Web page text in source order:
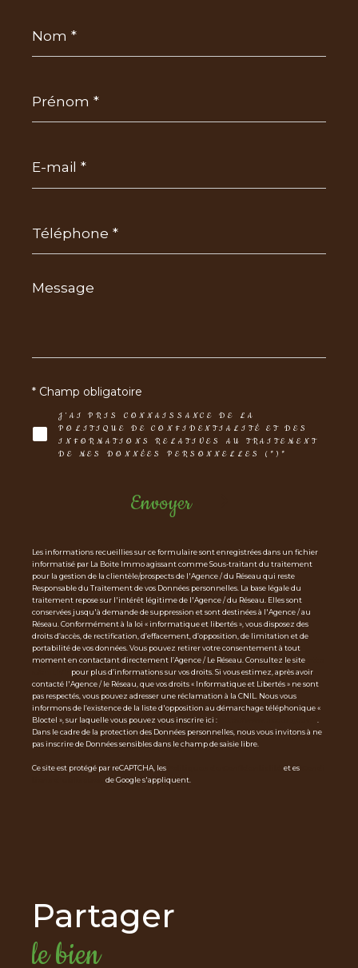
*
*
mail
*
Message
*
J'AI PRIS CONNAISSANCE DE LA
POLITIQUE DE CONFIDENTIALITÉ ET DES
INFORMATIONS RELATIVES AU TRAITEMENT
DE MES DONNÉES PERSONNELLES (*)*
* Champ obligatoire
Envoyer
Les informations recueillies sur ce formulaire sont enregistrées dans un fichier
informatisé par La Boite Immo agissant comme Sous-traitant du traitement
pour la gestion de la clientèle/prospects de l'Agence / du Réseau qui reste
Responsable du Traitement de vos Données personnelles. La base légale du
traitement repose sur l'intérêt légitime de l'Agence / du Réseau. Elles sont
conservées jusqu'à demande de suppression et sont destinées à l'Agence / au
Réseau. Conformément à la loi « informatique et libertés », vous disposez des
droits d’accès, de rectification, d’effacement, d’opposition, de limitation et de
portabilité de vos données. Vous pouvez retirer votre consentement à tout
moment en contactant directement l’Agence / Le Réseau. Consultez le site
pour plus d’informations sur vos droits. Si vous estimez, après avoir
contacté l'Agence / le Réseau, que vos droits « Informatique et Libertés » ne sont
pas respectés, vous pouvez adresser une réclamation à la CNIL. Nous vous
informons de l’existence de la liste d'opposition au démarchage téléphonique «
Bloctel », sur laquelle vous pouvez vous inscrire ici :
Dans le cadre de la protection des Données personnelles, nous vous invitons à ne
pas inscrire de Données sensibles dans le champ de saisie libre.
Ce site est protégé par reCAPTCHA, les et es
de Google s'appliquent.
partager
le bien